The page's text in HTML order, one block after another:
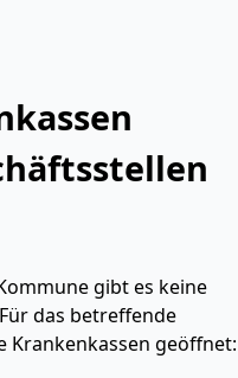
gibt es keine
das betreffende
Krankenkassen geöffnet: